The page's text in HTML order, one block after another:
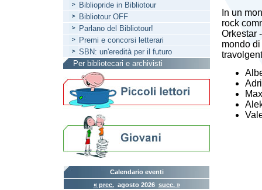
In un
rock
Orkestar
mondo
Bibliopride in Bibliotour
Bibliotour OFF
Parlano del Bibliotour!
Premi e concorsi letterari
SBN: un'eredità per il futuro
Per bibliotecari e archivisti
Calendario eventi
« prec.agosto 2026 succ. »